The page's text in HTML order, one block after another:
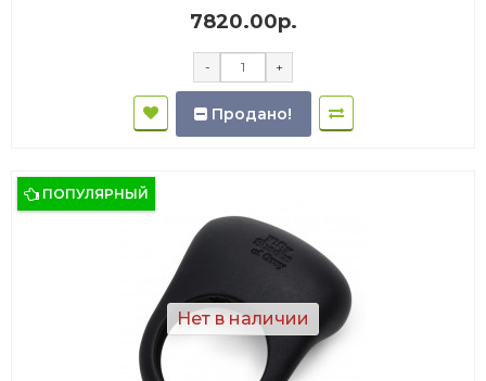
7820.00р.
- +
Продано!
ПОПУЛЯРНЫЙ
Нет в наличии